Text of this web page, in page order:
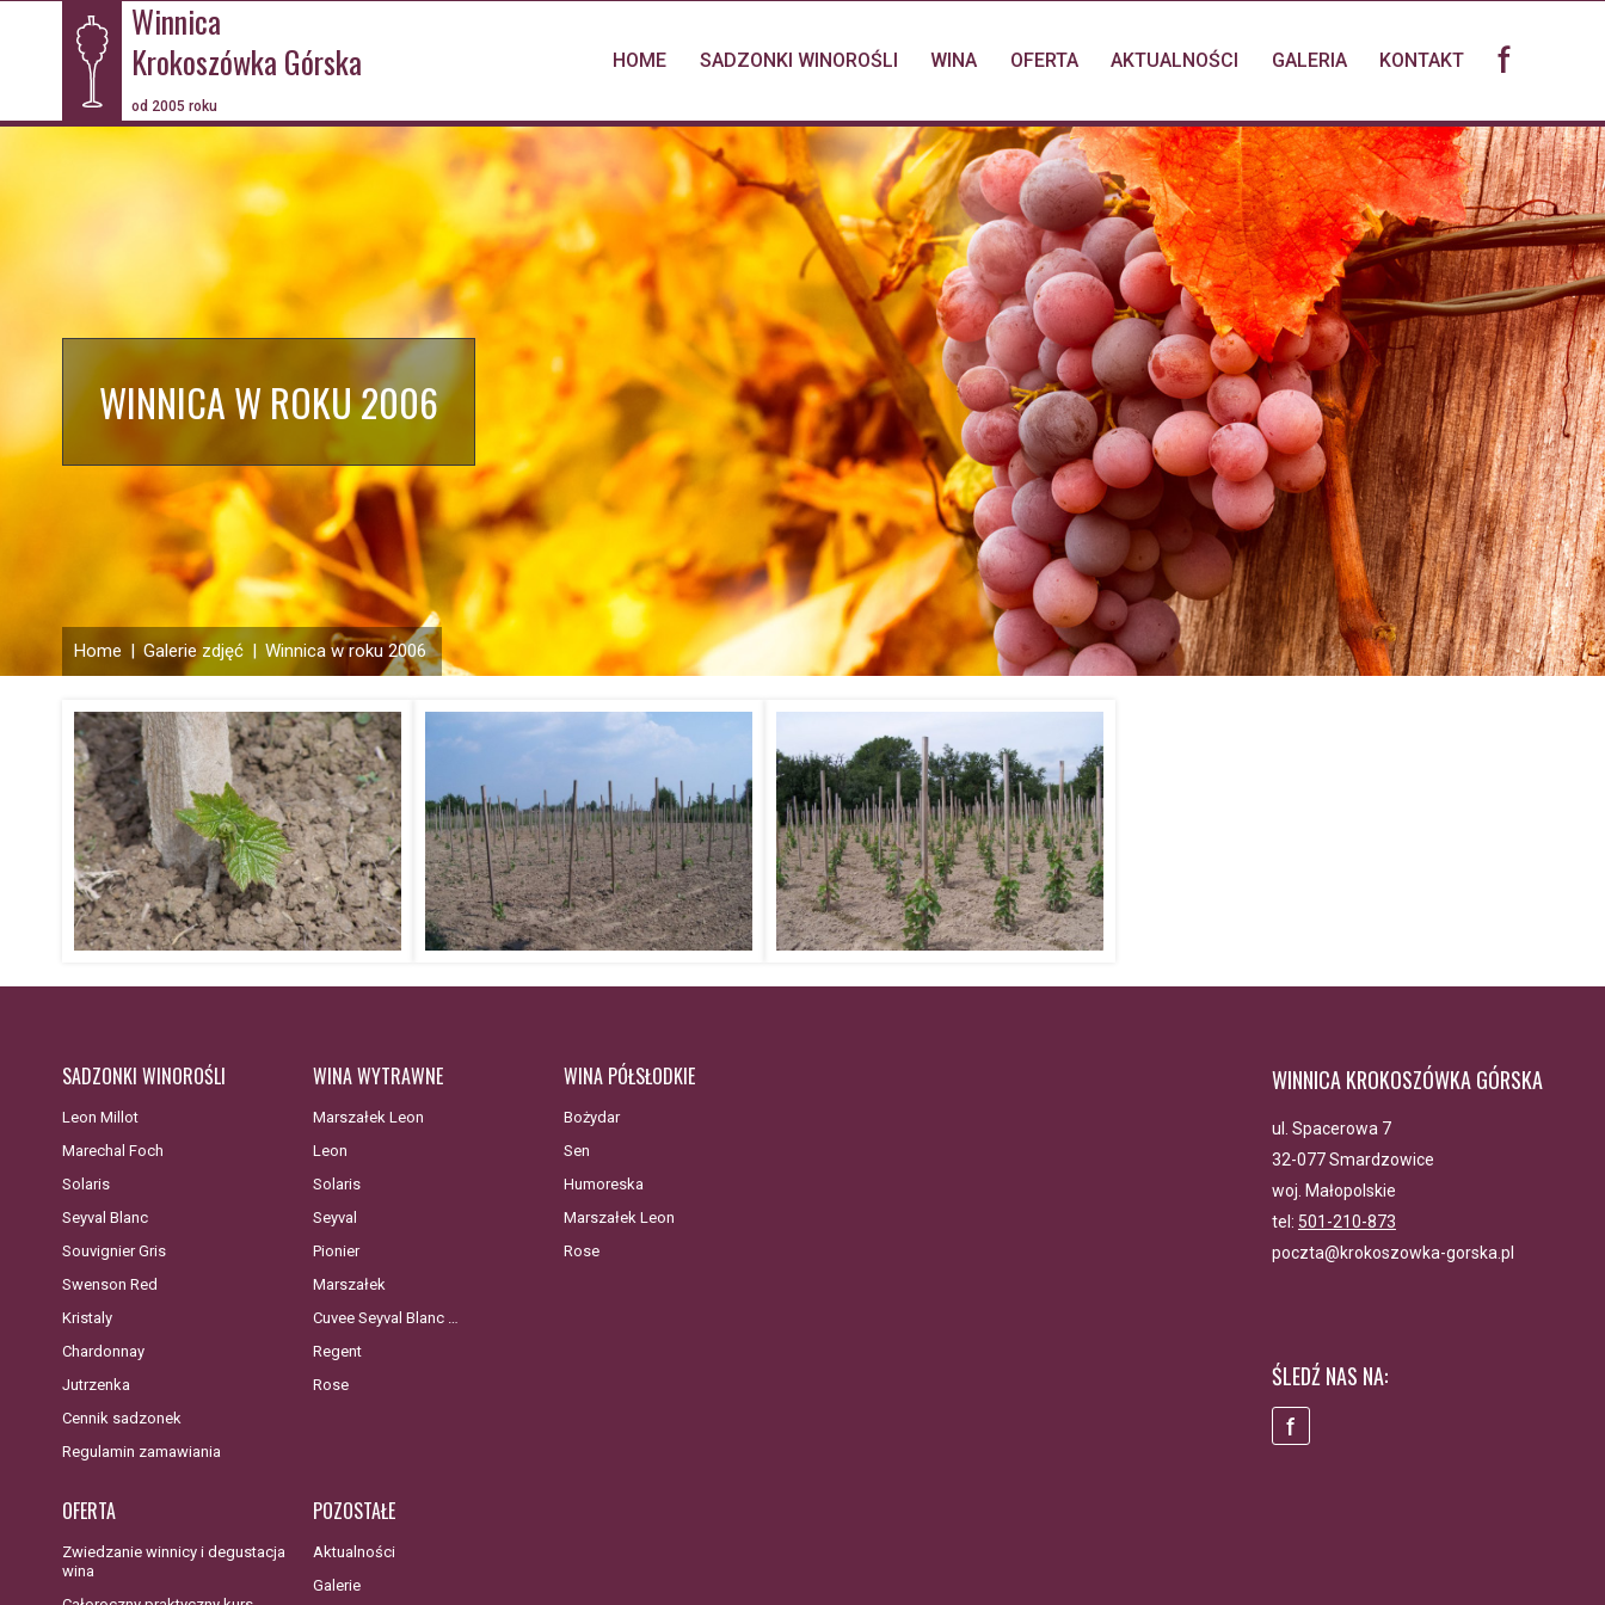
Winnica
Krokoszówka Górska
od 2005 roku
HOME SADZONKI WINOROŚLI WINA OFERTA AKTUALNOŚCI GALERIA KONTAKT f
WINNICA W ROKU 2006
Home | Galerie zdjęć | Winnica w roku 2006
SADZONKI WINOROŚLI
Leon Millot
Marechal Foch
Solaris
Seyval Blanc
Souvignier Gris
Swenson Red
Kristaly
Chardonnay
Jutrzenka
Cennik sadzonek
Regulamin zamawiania
WINA WYTRAWNE
Marszałek Leon
Leon
Solaris
Seyval
Pionier
Marszałek
Cuvee Seyval Blanc …
Regent
Rose
WINA PÓŁSŁODKIE
Bożydar
Sen
Humoreska
Marszałek Leon
Rose
OFERTA
Zwiedzanie winnicy i degustacja
wina
POZOSTAŁE
Aktualności
Galerie
WINNICA KROKOSZÓWKA GÓRSKA
ul. Spacerowa 7
32-077 Smardzowice
woj. Małopolskie
tel: 501-210-873
poczta@krokoszowka-gorska.pl
ŚLEDŹ NAS NA:
f